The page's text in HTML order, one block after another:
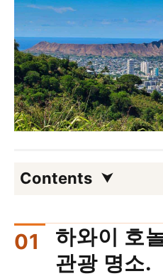
Contents
하와이 호
관광 명소.